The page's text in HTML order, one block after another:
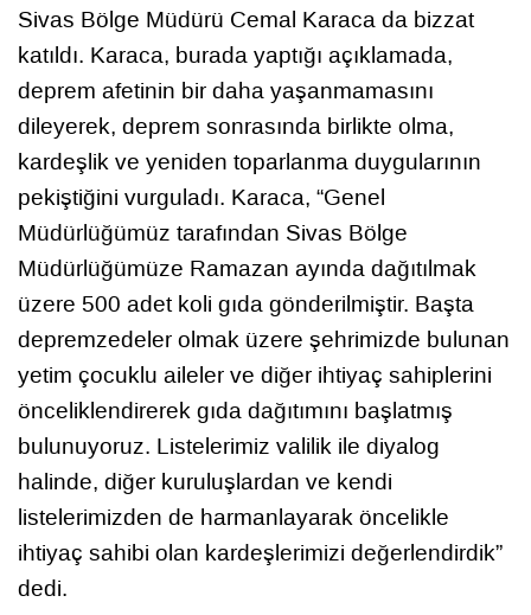
Sivas Bölge Müdürü Cemal Karaca da bizzat
katıldı. Karaca, burada yaptığı açıklamada,
deprem afetinin bir daha yaşanmamasını
dileyerek, deprem sonrasında birlikte olma,
kardeşlik ve yeniden toparlanma duygularının
pekiştiğini vurguladı. Karaca, “Genel
Müdürlüğümüz tarafından Sivas Bölge
Müdürlüğümüze Ramazan ayında dağıtılmak
üzere 500 adet koli gıda gönderilmiştir. Başta
depremzedeler olmak üzere şehrimizde bulunan
yetim çocuklu aileler ve diğer ihtiyaç sahiplerini
önceliklendirerek gıda dağıtımını başlatmış
bulunuyoruz. Listelerimiz valilik ile diyalog
halinde, diğer kuruluşlardan ve kendi
listelerimizden de harmanlayarak öncelikle
ihtiyaç sahibi olan kardeşlerimizi değerlendirdik”
dedi.